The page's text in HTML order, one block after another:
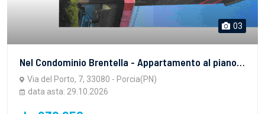
03
Nel Condominio Brentella - Appartamento al piano sesto che comprende un vano cucina con cucinino, un ingresso, un vano pranzo/soggiorno, due camere, un bagno, un disimpegno notte e un terrazzo contiguo al cucinino. L'immobile è occupato da terzi senza titolo opponibile alla procedura: già emesso l'ordine di liberazione con termine di liberazione al 04/12/2026. Il lotto congiunto comprende un box auto al piano terra in corpo staccato eretto sul mappale 615 contraddistinto con il numero 8.
Via del Porto, 7, 33080 - Porcia(PN)
data asta: 29.10.2026